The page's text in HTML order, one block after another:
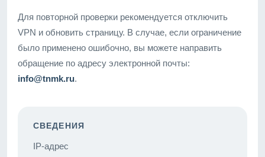
Для повторной проверки рекомендуется отключить
VPN и обновить страницу. В случае, если ограничение
было применено ошибочно, вы можете направить
обращение по адресу электронной почты:
info@tnmk.ru.
СВЕДЕНИЯ
IP-адрес